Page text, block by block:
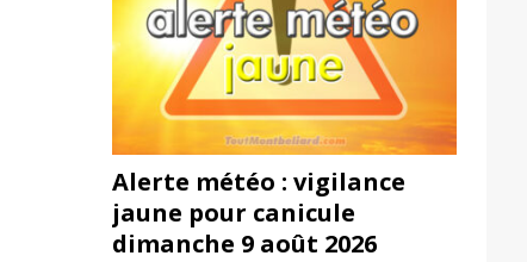
Alerte météo : vigilance
jaune pour canicule
dimanche 9 août 2026